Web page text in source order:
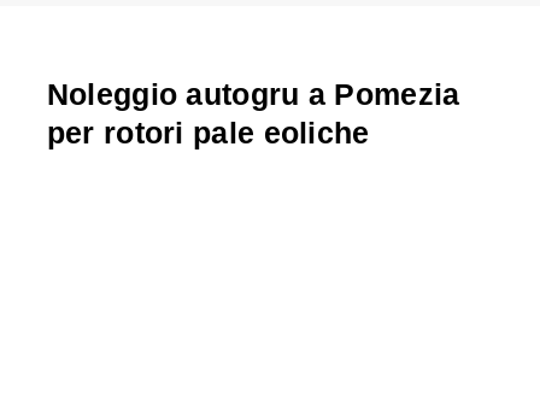
Noleggio autogru a Pomezia
per rotori pale eoliche